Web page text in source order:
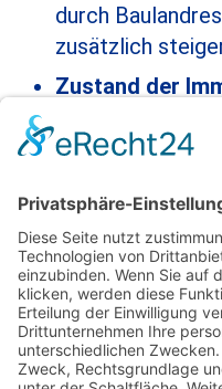
durch
zusätzlich
Zustand der
Bausubstanz,
der
einen deutlich
Objekt mit
Auch
Energieausweis